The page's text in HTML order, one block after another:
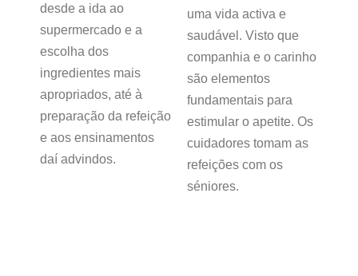
desde a ida ao
supermercado e a
escolha dos
ingredientes mais
apropriados, até à
preparação da refeição
e aos ensinamentos
daí advindos.
uma vida activa e
saudável. Visto que
companhia e o carinho
são elementos
fundamentais para
estimular o apetite. Os
cuidadores tomam as
refeições com os
séniores.